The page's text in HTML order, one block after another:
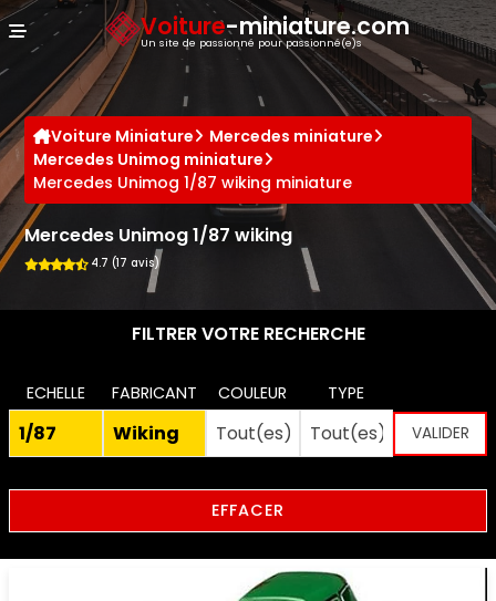
Voiture-miniature.com
Un site de passionné pour passionné(e)s
Voiture Miniature
Mercedes miniature
Mercedes Unimog miniature
Mercedes Unimog 1/87 wiking miniature
Mercedes Unimog 1/87 wiking
4.7 (17 avis)
FILTRER VOTRE RECHERCHE
ECHELLE FABRICANT COULEUR TYPE
EFFACER
Panneau de gestion des cookies